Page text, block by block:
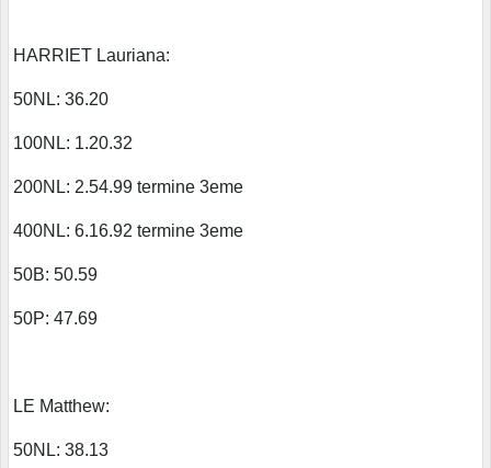
HARRIET Lauriana:
50NL: 36.20
100NL: 1.20.32
200NL: 2.54.99 termine 3eme
400NL: 6.16.92 termine 3eme
50B: 50.59
50P: 47.69
LE Matthew:
50NL: 38.13